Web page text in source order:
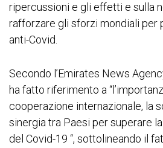
ripercussioni e gli effetti e sulla
rafforzare gli sforzi mondiali per
anti-Covid.
Secondo l’Emirates News
ha fatto riferimento a
cooperazione internazionale, la
sinergia tra Paesi per superare
del Covid-19 “, sottolineando il